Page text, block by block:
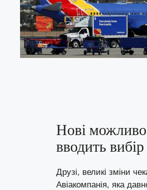
Нові
вводить
Друзі, великі зміни
Авіакомпанія, яка